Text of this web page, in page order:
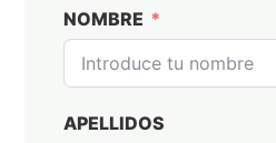
ic
o
n
NOMBRE
APELLIDOS